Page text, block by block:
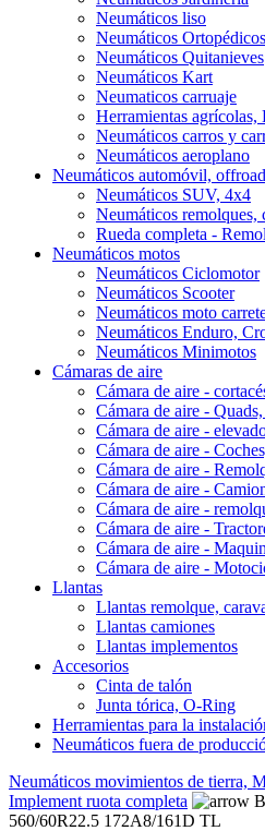
Neumáticos liso
Neumáticos Ortopédicos
Neumáticos Quitanieves
Neumáticos Kart
Neumaticos carruaje
Herramientas agrícolas,
Neumáticos carros y
Neumáticos aeroplano
Neumáticos automóvil,
Neumáticos SUV, 4x4
Neumáticos remolques,
Rueda completa -
Neumáticos motos
Neumáticos Ciclomotor
Neumáticos Scooter
Neumáticos moto
Neumáticos Enduro,
Neumáticos Minimotos
Cámaras de aire
Cámara de aire -
Cámara de aire -
Cámara de aire -
Cámara de aire -
Cámara de aire -
Cámara de aire -
Cámara de aire -
Cámara de aire -
Cámara de aire -
Cámara de aire -
Llantas
Llantas remolque,
Llantas camiones
Llantas implementos
Accesorios
Cinta de talón
Junta tórica, O-Ring
Herramientas para la
Neumáticos fuera de
Neumáticos movimientos de tierra,
Implement ruota completa
560/60R22.5 172A8/161D TL